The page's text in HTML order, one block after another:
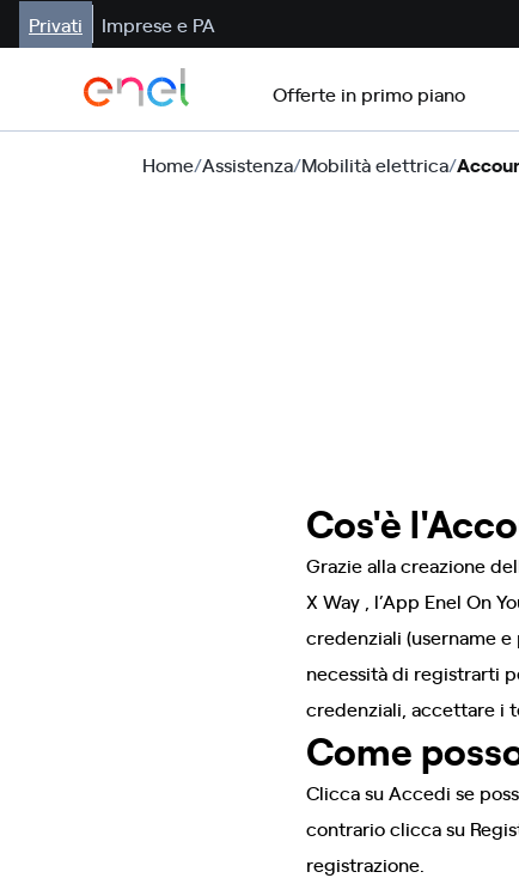
Privati Imprese e PA
Offerte in primo piano
Home/Assistenza/Mobilità elettrica/
Cos'è
Grazie alla creazione
X Way , l’App Enel On
credenziali (username
necessità di registrarti
credenziali, accettare i
Come
Clicca su Accedi se
contrario clicca su
registrazione.